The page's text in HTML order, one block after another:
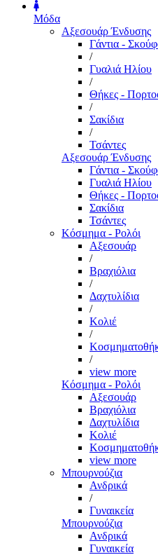
Μόδα
Αξεσουάρ Ένδυσης
Γάντια -
/
Γυαλιά Ηλίου
/
Θήκες -
/
Σακίδια
/
Τσάντες
Αξεσουάρ Ένδυσης
Γάντια -
Γυαλιά Ηλίου
Θήκες -
Σακίδια
Τσάντες
Κόσμημα - Ρολόι
Αξεσουάρ
/
Βραχιόλια
/
Δαχτυλίδια
/
Κολιέ
/
/
view more
Κόσμημα - Ρολόι
Αξεσουάρ
Βραχιόλια
Δαχτυλίδια
Κολιέ
view more
Μπουρνούζια
Ανδρικά
/
Γυναικεία
Μπουρνούζια
Ανδρικά
Γυναικεία